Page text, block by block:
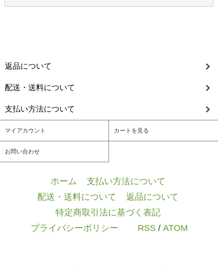
返品について
配送・送料について
支払い方法について
マイアカウント カートを見る
お問い合わせ
ホーム 支払い方法について
配送・送料について
返品について
特定商取引法に基づく表記
プライバシーポリシー
RSS/ ATOM